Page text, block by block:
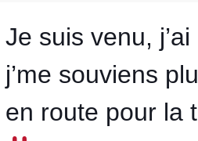
Je suis venu, j’ai
j’me souviens
en route pour la